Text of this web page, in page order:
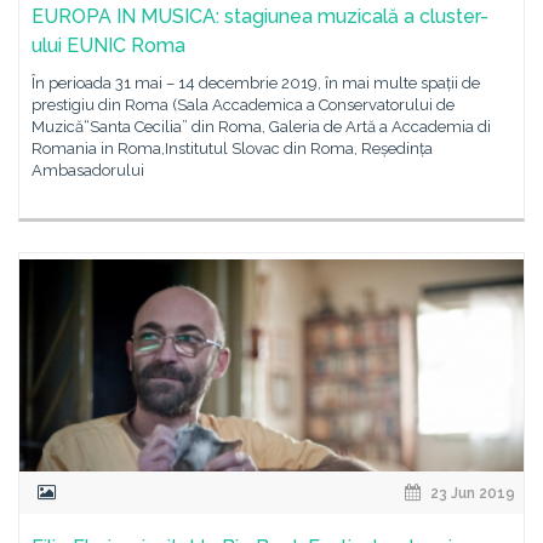
EUROPA IN MUSICA: stagiunea muzicală a cluster-
ului EUNIC Roma
În perioada 31 mai – 14 decembrie 2019, în mai multe spații de
prestigiu din Roma (Sala Accademica a Conservatorului de
Muzică“Santa Cecilia” din Roma, Galeria de Artă a Accademia di
Romania in Roma,Institutul Slovac din Roma, Reședința
Ambasadorului
23 Jun 2019